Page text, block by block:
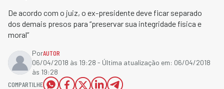
De acordo com o juiz, o ex-presidente deve ficar separado
dos demais presos para “preservar sua integridade física e
moral”
PorAUTOR
06/04/2018 às 19:28 - Última atualização em: 06/04/2018
às 19:28
COMPARTILHE